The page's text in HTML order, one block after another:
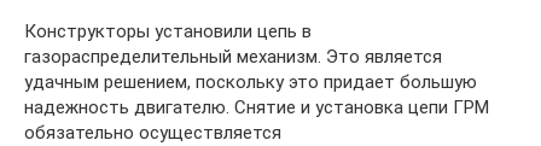
Конструкторы установили цепь в
газораспределительный механизм. Это является
удачным решением, поскольку это придает большую
надежность двигателю. Снятие и установка цепи ГРМ
обязательно осуществляется